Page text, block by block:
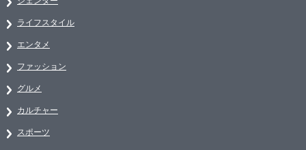
ライフスタイル
エンタメ
ファッション
グルメ
カルチャー
スポーツ